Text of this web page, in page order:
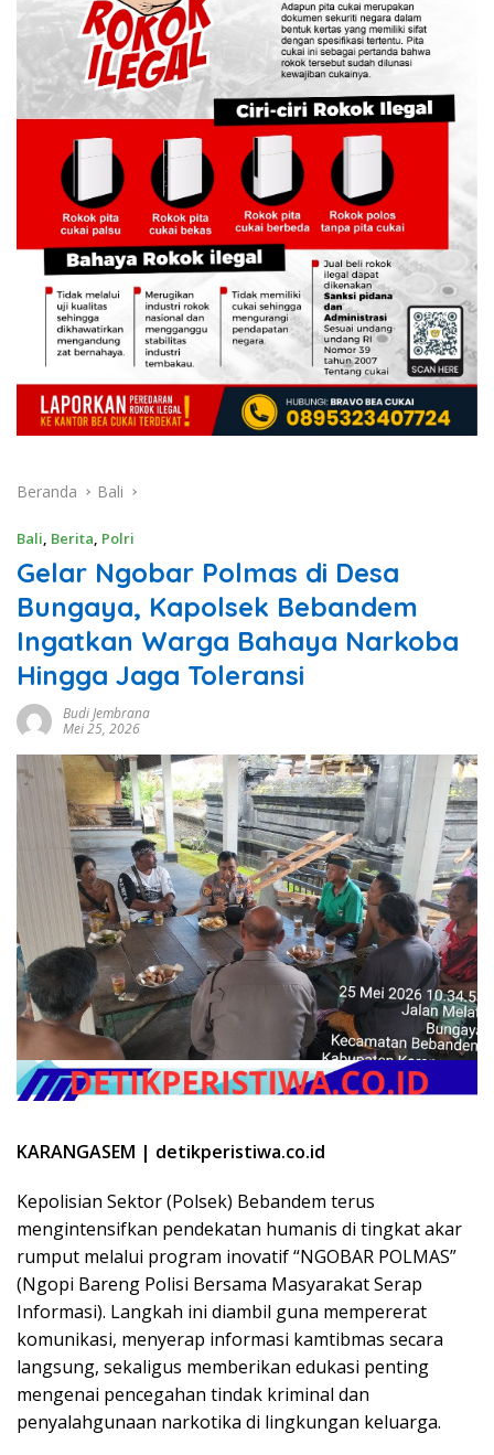
Beranda Bali
Bali, Berita, Polri
Gelar Ngobar Polmas di Desa
Bungaya, Kapolsek Bebandem
Ingatkan Warga Bahaya Narkoba
Hingga Jaga Toleransi
Budi Jembrana
Mei 25, 2026
KARANGASEM | detikperistiwa.co.id
Kepolisian Sektor (Polsek) Bebandem terus
mengintensifkan pendekatan humanis di tingkat akar
rumput melalui program inovatif “NGOBAR POLMAS”
(Ngopi Bareng Polisi Bersama Masyarakat Serap
Informasi). Langkah ini diambil guna mempererat
komunikasi, menyerap informasi kamtibmas secara
langsung, sekaligus memberikan edukasi penting
mengenai pencegahan tindak kriminal dan
penyalahgunaan narkotika di lingkungan keluarga.